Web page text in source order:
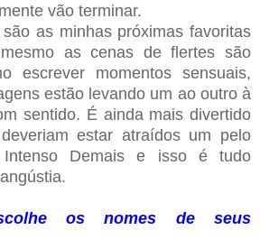
vão terminar.
as minhas próximas favoritas
as cenas de flertes são
escrever momentos sensuais,
estão levando um ao outro à
sentido. É ainda mais divertido
estar atraídos um pelo
Demais e isso é tudo
os nomes de seus